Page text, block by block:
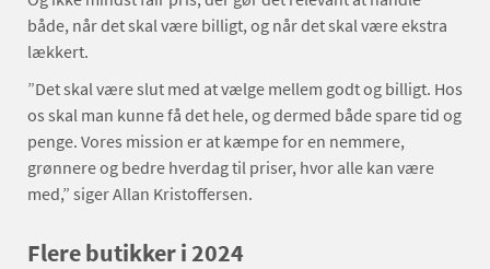
både, når det skal være billigt, og når det skal være ekstra
lækkert.
”Det skal være slut med at vælge mellem godt og billigt. Hos
os skal man kunne få det hele, og dermed både spare tid og
penge. Vores mission er at kæmpe for en nemmere,
grønnere og bedre hverdag til priser, hvor alle kan være
med,” siger Allan Kristoffersen.
Flere butikker i 2024